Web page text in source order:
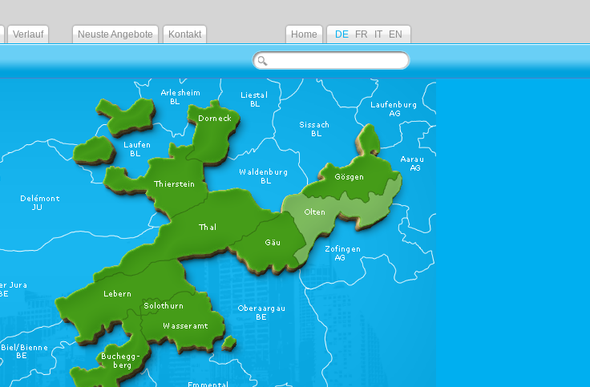
Verlauf Neuste Angebote Kontakt Home DE FR IT EN